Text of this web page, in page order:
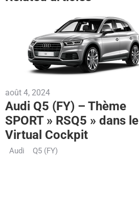
août 4, 2024
Audi Q5 (FY) – Thème
SPORT » RSQ5 » dans le
Virtual Cockpit
Audi Q5 (FY)